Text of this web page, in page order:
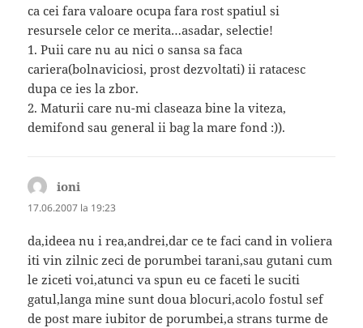
ca cei fara valoare ocupa fara rost spatiul si
resursele celor ce merita…asadar, selectie!
1. Puii care nu au nici o sansa sa faca
cariera(bolnaviciosi, prost dezvoltati) ii ratacesc
dupa ce ies la zbor.
2. Maturii care nu-mi claseaza bine la viteza,
demifond sau general ii bag la mare fond :)).
ioni
17.06.2007 la 19:23
da,ideea nu i rea,andrei,dar ce te faci cand in voliera
iti vin zilnic zeci de porumbei tarani,sau gutani cum
le ziceti voi,atunci va spun eu ce faceti le suciti
gatul,langa mine sunt doua blocuri,acolo fostul sef
de post mare iubitor de porumbei,a strans turme de